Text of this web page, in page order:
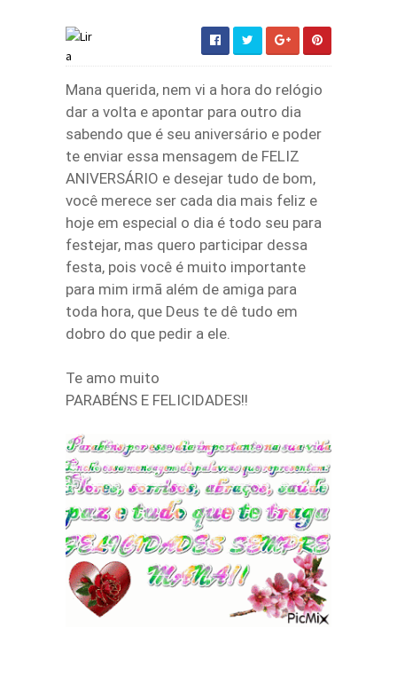
Mana querida, nem vi a hora do relógio
dar a volta e apontar para outro dia
sabendo que é seu aniversário e poder
te enviar essa mensagem de FELIZ
ANIVERSÁRIO e desejar tudo de bom,
você merece ser cada dia mais feliz e
hoje em especial o dia é todo seu para
festejar, mas quero participar dessa
festa, pois você é muito importante
para mim irmã além de amiga para
toda hora, que Deus te dê tudo em
dobro do que pedir a ele.
Te amo muito
PARABÉNS E FELICIDADES!!